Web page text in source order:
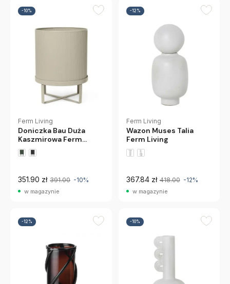
-10%
Ferm Living
Doniczka Bau Duża
Kaszmirowa Ferm
Living
351.90 zł 391.00 -10%
w magazynie
-12%
Ferm Living
Wazon Muses Talia
Ferm Living
367.84 zł 418.00 -12%
w magazynie
-12% -10%